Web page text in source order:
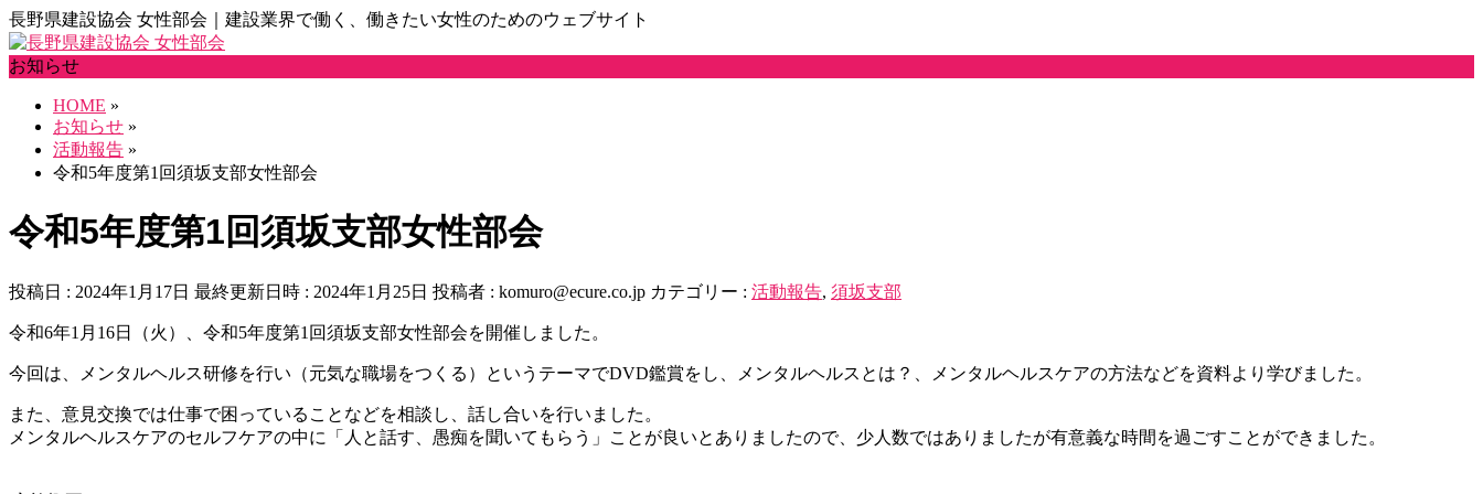
長野県建設協会 女性部会｜建設業界で働く、働きたい女性のためのウェブサイト
お知らせ
HOME »
お知らせ »
活動報告 »
令和5年度第1回須坂支部女性部会
令和5年度第1回須坂支部女性部会
投稿日 : 2024年1月17日 最終更新日時 : 2024年1月25日 投稿者 : komuro@ecure.co.jp カテゴリー : 活動報告, 須坂支部
令和6年1月16日（火）、令和5年度第1回須坂支部女性部会を開催しました。
今回は、メンタルヘルス研修を行い（元気な職場をつくる）というテーマでDVD鑑賞をし、メンタルヘルスとは？、メンタルヘルスケアの方法などを資料より学びました。
また、意見交換では仕事で困っていることなどを相談し、話し合いを行いました。
メンタルヘルスケアのセルフケアの中に「人と話す、愚痴を聞いてもらう」ことが良いとありましたので、少人数ではありましたが有意義な時間を過ごすことができました。